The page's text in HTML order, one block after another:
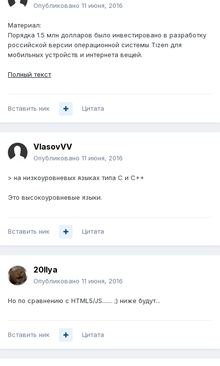
Опубликовано 11 июня, 2016
Материал:
Порядка 1.5 млн долларов было инвестировано в разработку
российской версии операционной системы Tizen для
мобильных устройств и интернета вещей.
Полный текст
Вставить ник Цитата
VlasovVV
Опубликовано 11 июня, 2016
> на низкоуровневых языках типа C и C++
Это высокоуровневые языки.
Вставить ник Цитата
20Ilya
Опубликовано 11 июня, 2016
Но по сравнению с HTML5/JS....... ;) ниже будут...
Вставить ник Цитата